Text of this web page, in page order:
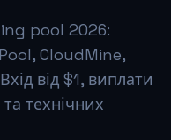
pool 2026:
CloudMine,
від $1, виплати
технічних